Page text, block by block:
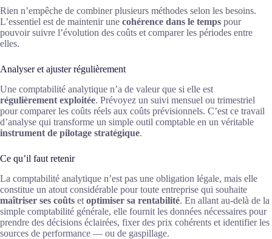
Rien n’empêche de combiner plusieurs méthodes selon les besoins.
L’essentiel est de maintenir une cohérence dans le temps pour
pouvoir suivre l’évolution des coûts et comparer les périodes entre
elles.
Analyser et ajuster régulièrement
Une comptabilité analytique n’a de valeur que si elle est
régulièrement exploitée. Prévoyez un suivi mensuel ou trimestriel
pour comparer les coûts réels aux coûts prévisionnels. C’est ce travail
d’analyse qui transforme un simple outil comptable en un véritable
instrument de pilotage stratégique.
Ce qu’il faut retenir
La comptabilité analytique n’est pas une obligation légale, mais elle
constitue un atout considérable pour toute entreprise qui souhaite
maîtriser ses coûts et optimiser sa rentabilité. En allant au-delà de la
simple comptabilité générale, elle fournit les données nécessaires pour
prendre des décisions éclairées, fixer des prix cohérents et identifier les
sources de performance — ou de gaspillage.